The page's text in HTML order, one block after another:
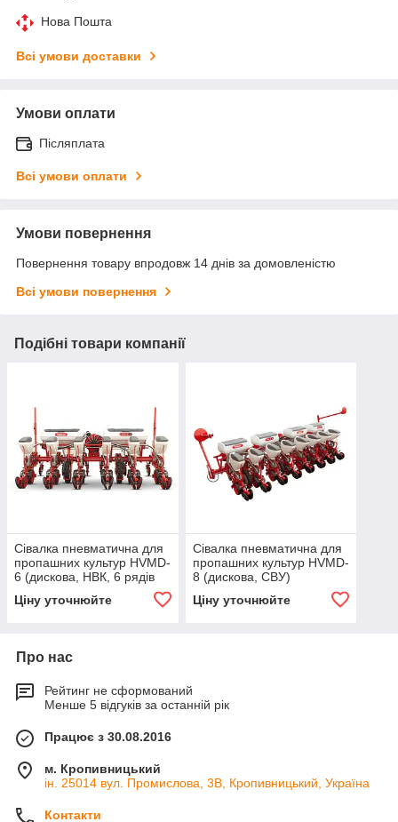
Нова Пошта
Всі умови доставки
Умови оплати
Післяплата
Всі умови оплати
Умови повернення
Повернення товару впродовж 14 днів за домовленістю
Всі умови повернення
Подібні товари компанії
Сівалка пневматична для
пропашних культур HVMD-
6 (дискова, НВК, 6 рядів
Ціну уточнюйте
Сівалка пневматична для
пропашних культур HVMD-
8 (дискова, СВУ)
Ціну уточнюйте
Про нас
Рейтинг не сформований
Менше 5 відгуків за останній рік
Працює з 30.08.2016
м. Кропивницький
ін. 25014 вул. Промислова, 3В, Кропивницький, Україна
Контакти